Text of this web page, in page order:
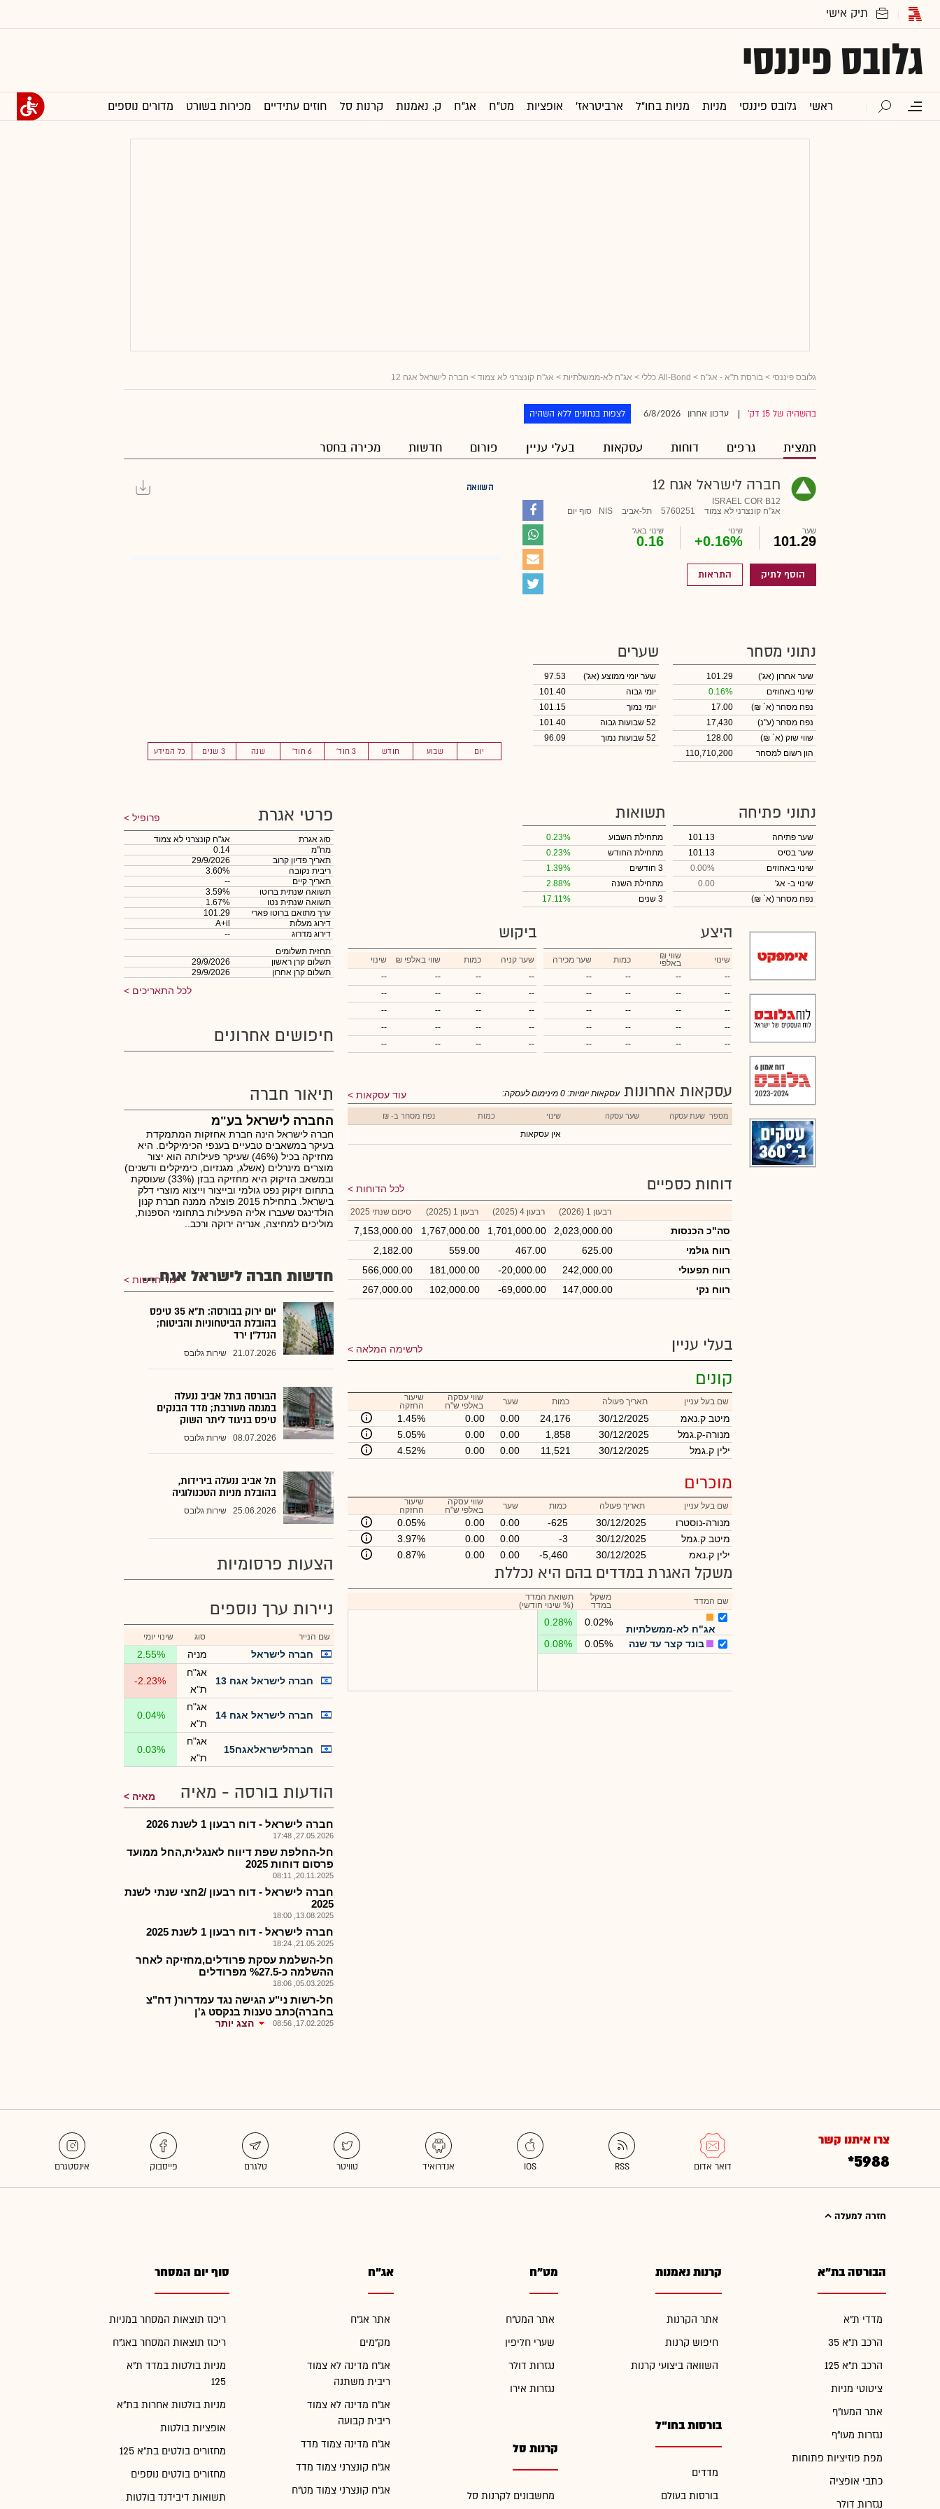
גלובס פיננסי
ראשי גלובס פיננסי מניות מניות בחו"ל ארביטראז' אופציות מט"ח אג"ח ק. נאמנות קרנות סל חוזים עתידיים מכירות בשורט מדורים נוספים
גלובס פיננסי > בורסת ת"א - אג"ח > All-Bond כללי > אג"ח לא-ממשלתיות > אג"ח קונצרני לא צמוד > חברה לישראל אגח 12
בהשהיה של 15 דק' עדכון אחרון 6/8/2026 לצפות בנתונים ללא השהיה
תמצית גרפים דוחות עסקאות בעלי עניין פורום חדשות מכירה בחסר
חברה לישראל אגח 12
ISRAEL COR B12
אג"ח קונצרני לא צמוד
5760251 תל-אביב NIS סוף יום
שער
101.29
שינוי
+0.16%
שינוי באג'
0.16
הוסף לתיק התראות
השוואה
יום שבוע חודש 3 חוד' 6 חוד' שנה 3 שנים כל המידע
נתוני מסחר
שער אחרון (אג')
101.29
שינוי באחוזים
0.16%
נפח מסחר (א` ₪)
17.00
נפח מסחר (ע"נ)
17,430
שווי שוק (א` ₪)
128.00
הון רשום למסחר
110,710,200
שערים
שער יומי ממוצע (אג')
97.53
יומי גבוה
101.40
יומי נמוך
101.15
52 שבועות גבוה
101.40
52 שבועות נמוך
96.09
נתוני פתיחה
שער פתיחה
101.13
שער בסיס
101.13
שינוי באחוזים
0.00%
שינוי ב- אג'
0.00
נפח מסחר (א` ₪)
תשואות
מתחילת השבוע
0.23%
מתחילת החודש
0.23%
3 חודשים
1.39%
מתחילת השנה
2.88%
3 שנים
17.11%
היצע
שינוי ₪ שווי
באלפי כמות
שער מכירה
--
--
--
--
--
--
--
--
--
--
--
--
--
--
--
--
--
--
--
--
ביקוש
שער קניה כמות ₪ שווי באלפי
שינוי
--
--
--
--
--
--
--
--
--
--
--
--
--
--
--
--
--
--
--
--
עסקאות אחרונות עוד עסקאות עסקאות יומיות: 0 מינימום לעסקה:
מספר שעת עסקה שער עסקה שינוי כמות נפח מסחר ב- ₪
אין עסקאות
דוחות כספיים לכל הדוחות
רבעון 1 (2026) רבעון 4 (2025) רבעון 1 (2025) סיכום שנתי 2025
סה"כ הכנסות 2,023,000.00
1,701,000.00
1,767,000.00
7,153,000.00
רווח גולמי
625.00
467.00
559.00
2,182.00
רווח תפעולי
242,000.00
-20,000.00
181,000.00
566,000.00
רווח נקי
147,000.00
-69,000.00
102,000.00
267,000.00
בעלי עניין לרשימה המלאה
קונים
שם בעל עניין תאריך פעולה כמות שער
שווי עסקה
באלפי ש"ח
שיעור
החזקה
מיטב ק.נאמ 30/12/2025
24,176
0.00
0.00
1.45%
מנורה-ק.גמל
30/12/2025
1,858
0.00
0.00
5.05%
ילין ק.גמל
30/12/2025
11,521
0.00
0.00
4.52%
מוכרים
שם בעל עניין תאריך פעולה כמות שער
שווי עסקה
באלפי ש"ח
שיעור
החזקה
מנורה-נוסטרו 30/12/2025
-625
0.00
0.00
0.05%
מיטב ק.גמל
30/12/2025
-3
0.00
0.00
3.97%
ילין ק.נאמ
30/12/2025
-5,460
0.00
0.00
0.87%
משקל האגרת במדדים בהם היא נכללת
שם המדד
משקל
במדד
תשואת המדד
(% שינוי חודשי)
אג"ח לא-ממשלתיות
0.02%
0.28%
בונד קצר עד שנה
0.05%
0.08%
פרטי אגרת פרופיל
סוג אגרת
אג"ח קונצרני לא צמוד
מח"מ
0.14
תאריך פדיון קרוב
29/9/2026
ריבית נקובה
3.60%
תאריך קיים
--
תשואה שנתית ברוטו
3.59%
תשואה שנתית נטו
1.67%
ערך מתואם ברוטו פארי
101.29
דירוג מעלות
A+il
דירוג מדרוג
--
תחזית תשלומים
תשלום קרן ראשון
29/9/2026
תשלום קרן אחרון
29/9/2026
לכל התאריכים
חיפושים אחרונים
תיאור חברה
החברה לישראל בע"מ
חברה לישראל הינה חברת אחזקות המתמקדת
בעיקר במשאבים טבעיים בענפי הכימיקלים. היא
מחזיקה בכיל (46%) שעיקר פעילותה הוא יצור
מוצרים מינרלים (אשלג, מגנזיום, כימיקלים ודשנים)
ובמשאב הזיקוק היא מחזיקה בבזן (33%) שעוסקת
בתחום זיקוק נפט גולמי ובייצור וייצוא מוצרי דלק
בישראל. בתחילת 2015 פוצלה ממנה חברת קנון
הולדינגס שעברו אליה הפעילות בתחומי הספנות,
מוליכים למחיצה, אנריה ירוקה ורכב..
חדשות חברה לישראל אגח ...
עוד חדשות
יום ירוק בבורסה: ת"א 35 טיפס
בהובלת הביטחוניות והביטוח;
הנדל"ן ירד
21.07.2026 שירות גלובס
הבורסה בתל אביב ננעלה
במגמה מעורבת; מדד הבנקים
טיפס בניגוד ליתר השוק
08.07.2026 שירות גלובס
תל אביב ננעלה בירידות,
בהובלת מניות הטכנולוגיה
25.06.2026 שירות גלובס
הצעות פרסומיות
ניירות ערך נוספים
שם הנייר סוג שינוי יומי
חברה לישראל מניה 2.55%
חברה לישראל אגח 13
אג"ח
ת"א
-2.23%
חברה לישראל אגח 14
אג"ח
ת"א
0.04%
חברהלישראלאגח15
אג"ח
ת"א
0.03%
הודעות בורסה - מאיה מאיה
חברה לישראל - דוח רבעון 1 לשנת 2026
27.05.2026, 17:48
חל-החלפת שפת דיווח לאנגלית,החל ממועד
פרסום דוחות 2025
20.11.2025, 08:11
חברה לישראל - דוח רבעון /2חצי שנתי לשנת
2025
13.08.2025, 18:00
חברה לישראל - דוח רבעון 1 לשנת 2025
21.05.2025, 18:24
חל-השלמת עסקת פרודלים,מחזיקה לאחר
ההשלמה כ-%27.5 מפרודלים
05.03.2025, 18:06
חל-רשות ני"ע הגישה נגד עמדרור( דח"צ
בחברה)כתב טענות בנקסט ג'ן
17.02.2025, 08:56 הצג יותר
צרו איתנו קשר
*5988
חזרה למעלה
הבורסה בת"א
מדדי ת"א
הרכב ת"א 35
הרכב ת"א 125
ציטוטי מניות
אתר המעו"ף
נגזרות מעו"ף
מפת פוזיציות פתוחות
כתבי אופציה
נגזרות דולר
קרנות נאמנות
אתר הקרנות
חיפוש קרנות
השוואה ביצועי קרנות
בורסות בחו"ל
מדדים
בורסות בעולם
מט"ח
אתר המט"ח
שערי חליפין
נגזרות דולר
נגזרות אירו
קרנות סל
מחשבונים לקרנות סל
אג"ח
אתר אג"ח
מק"מים
אג"ח מדינה לא צמוד
ריבית משתנה
אג"ח מדינה לא צמוד
ריבית קבועה
אג"ח מדינה צמוד מדד
אג"ח קונצרני צמוד מדד
אג"ח קונצרני צמוד מט"ח
סוף יום המסחר
ריכוז תוצאות המסחר במניות
ריכוז תוצאות המסחר באג"ח
מניות בולטות במדד ת"א
125
מניות בולטות אחרות בת"א
אופציות בולטות
מחזורים בולטים בת"א 125
מחזורים בולטים נוספים
תשואות דיבידנד בולטות